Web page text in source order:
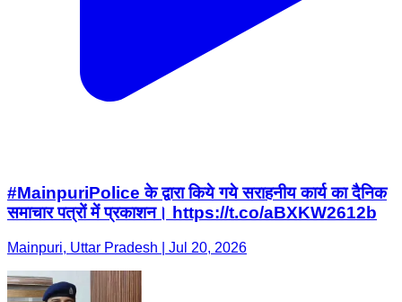
#MainpuriPolice के द्वारा किये गये सराहनीय कार्य का दैनिक
समाचार पत्रों में प्रकाशन। https://t.co/aBXKW2612b
Mainpuri, Uttar Pradesh | Jul 20, 2026